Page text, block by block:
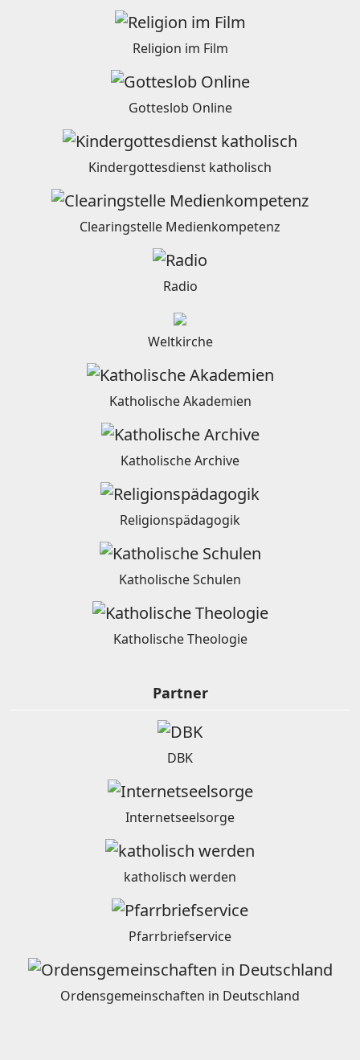
Religion im Film
Gotteslob Online
Kindergottesdienst katholisch
Clearingstelle Medienkompetenz
Radio
Weltkirche
Katholische Akademien
Katholische Archive
Religionspädagogik
Katholische Schulen
Katholische Theologie
Partner
DBK
Internetseelsorge
katholisch werden
Pfarrbriefservice
Ordensgemeinschaften in Deutschland